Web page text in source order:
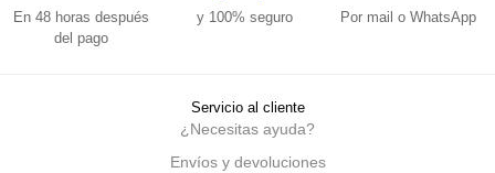
En 48 horas después
del pago
y 100% seguro Por mail o WhatsApp
Servicio al cliente
¿Necesitas ayuda?
Envíos y devoluciones